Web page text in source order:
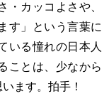
・カッコよさや、
す」という言葉に
いる憧れの日本人
ことは、少なから
ます。拍手！